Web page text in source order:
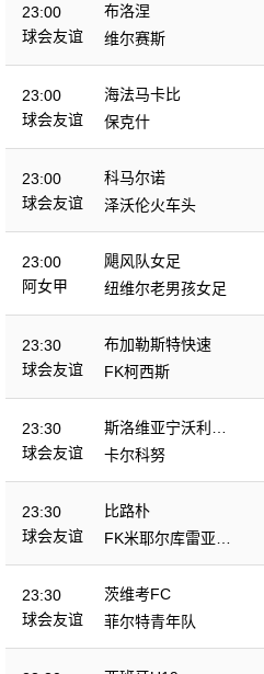
23:00
球会友谊
布洛涅
维尔赛斯
23:00
球会友谊
海法马卡比
保克什
23:00
球会友谊
科马尔诺
泽沃伦火车头
23:00
阿女甲
飓风队女足
纽维尔老男孩女足
23:30
球会友谊
布加勒斯特快速
FK柯西斯
23:30
球会友谊
斯洛维亚宁沃利博
茨
卡尔科努
23:30
球会友谊
比路朴
FK米耶尔库雷亚丘
克
23:30
球会友谊
茨维考FC
菲尔特青年队